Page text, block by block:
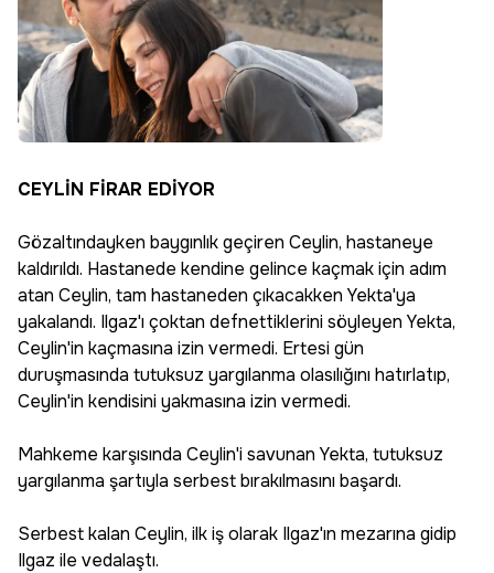
CEYLİN FİRAR EDİYOR
Gözaltındayken baygınlık geçiren Ceylin, hastaneye
kaldırıldı. Hastanede kendine gelince kaçmak için adım
atan Ceylin, tam hastaneden çıkacakken Yekta'ya
yakalandı. Ilgaz'ı çoktan defnettiklerini söyleyen Yekta,
Ceylin'in kaçmasına izin vermedi. Ertesi gün
duruşmasında tutuksuz yargılanma olasılığını hatırlatıp,
Ceylin'in kendisini yakmasına izin vermedi.
Mahkeme karşısında Ceylin'i savunan Yekta, tutuksuz
yargılanma şartıyla serbest bırakılmasını başardı.
Serbest kalan Ceylin, ilk iş olarak Ilgaz'ın mezarına gidip
Ilgaz ile vedalaştı.